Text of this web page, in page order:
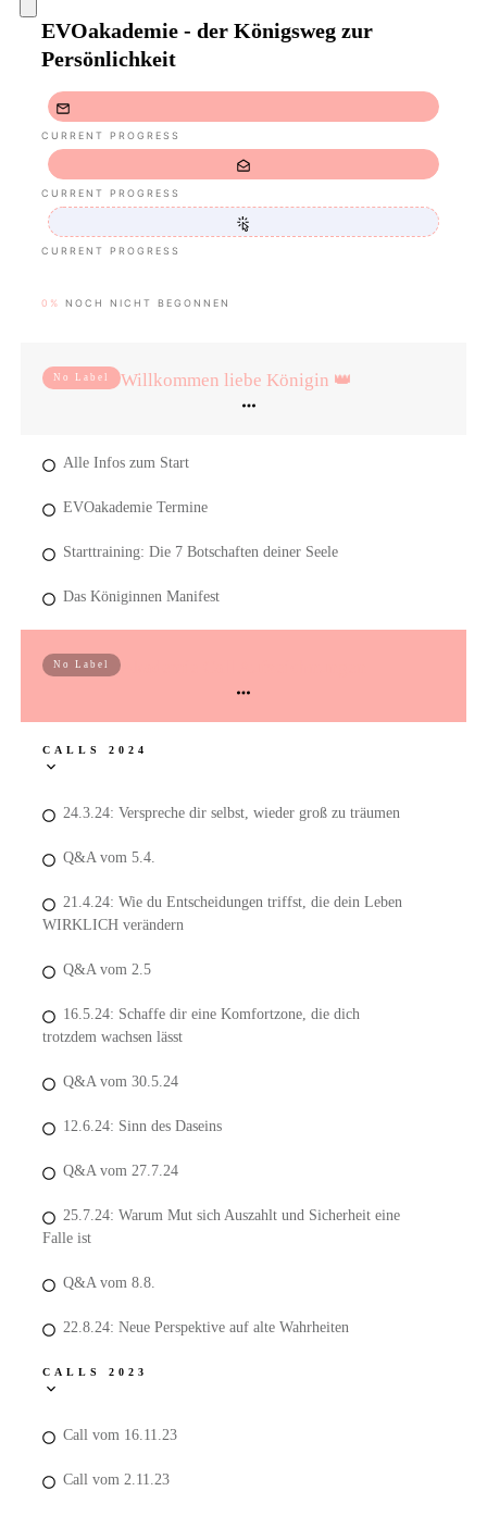
EVOakademie - der Königsweg zur
Persönlichkeit
CURRENT PROGRESS
CURRENT PROGRESS
CURRENT PROGRESS
0% NOCH NICHT BEGONNEN
No Label Willkommen liebe Königin 👑
Alle Infos zum Start
EVOakademie Termine
Starttraining: Die 7 Botschaften deiner Seele
Das Königinnen Manifest
No Label
CALLS 2024
24.3.24: Verspreche dir selbst, wieder groß zu träumen
Q&A vom 5.4.
21.4.24: Wie du Entscheidungen triffst, die dein Leben
WIRKLICH verändern
Q&A vom 2.5
16.5.24: Schaffe dir eine Komfortzone, die dich
trotzdem wachsen lässt
Q&A vom 30.5.24
12.6.24: Sinn des Daseins
Q&A vom 27.7.24
25.7.24: Warum Mut sich Auszahlt und Sicherheit eine
Falle ist
Q&A vom 8.8.
22.8.24: Neue Perspektive auf alte Wahrheiten
CALLS 2023
Call vom 16.11.23
Call vom 2.11.23